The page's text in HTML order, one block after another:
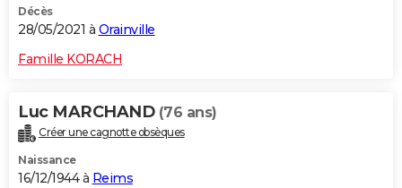
Décès
28/05/2021 à Orainville
Famille KORACH
Luc MARCHAND (76 ans)
Créer une cagnotte obsèques
Naissance
16/12/1944 à Reims